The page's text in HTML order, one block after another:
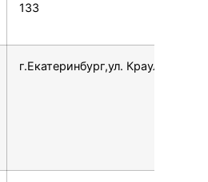
133
г.Екатеринбург,ул. Крауля, 2